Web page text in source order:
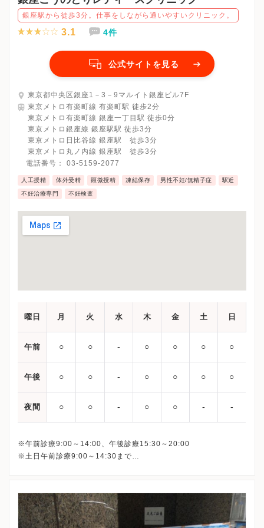
銀座駅から徒歩3分。仕事をしながら通いやすいクリニック。
3.1 4件
公式サイトを見る
東京都中央区銀座1－3－9マルイト銀座ビル7F
東京メトロ有楽町線 有楽町駅 徒歩2分
東京メトロ有楽町線 銀座一丁目駅 徒歩0分
東京メトロ銀座線 銀座駅駅 徒歩3分
東京メトロ日比谷線 銀座駅 徒歩3分
東京メトロ丸ノ内線 銀座駅 徒歩3分
電話番号： 03-5159-2077
人工授精 体外受精 顕微授精 凍結保存 男性不妊/無精子症 駅近
不妊治療専門 不妊検査
曜日 月 火 水 木 金 土 日
午前 ○ ○ ‐ ○ ○ ○ ○
午後 ○ ○ ‐ ○ ○ ○ ○
夜間 ○ ○ ‐ ○ ○ ‐ ‐
※午前診療9:00～14:00、午後診療15:30～20:00
※土日午前診療9:00～14:30まで
平日午後：19:30
土日： 14:00